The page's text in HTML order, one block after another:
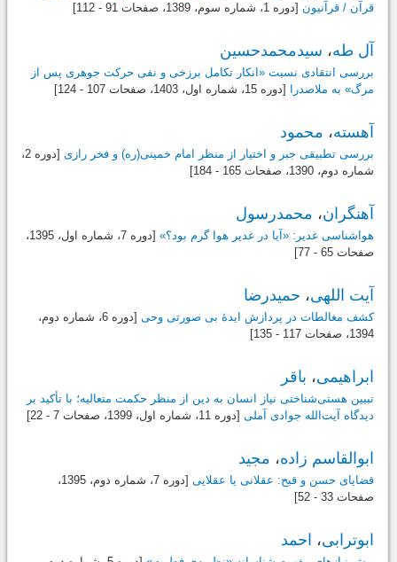
قرآن / قرآنیون [دوره 1، شماره سوم، 1389، صفحات 91 - 112]
آل طه، سیدمحمدحسین
بررسی انتقادی نسبت «انکار تکامل برزخی و نفی حرکت جوهری پس از
مرگ» به ملاصدرا [دوره 15، شماره اول، 1403، صفحات 107 - 124]
آهسته، محمود
بررسی تطبیقی جبر و اختیار از منظر امام خمینی(ره) و فخر رازی
[دوره 2،
شماره دوم، 1390، صفحات 165 - 184]
آهنگران، محمدرسول
هواشناسی غدیر: «آیا در غدیر هوا گرم بود؟» [دوره 7، شماره اول، 1395،
صفحات 65 - 77]
آیت اللهی، حمیدرضا
کشف مغالطات در پردازش ایدۀ بی صورتی وحی [دوره 6، شماره دوم،
1394، صفحات 117 - 135]
ابراهیمی، باقر
تبیین هستی‌شناختی نیاز انسان به دین از منظر حکمت متعالیه؛ با تأکید بر
دیدگاه آیت‌الله جوادی آملی [دوره 11، شماره اول، 1399، صفحات 7 - 22]
ابوالقاسم زاده، مجید
قضایای حسن و قبح: عقلانی یا عقلایی [دوره 7، شماره دوم، 1395،
صفحات 33 - 52]
ابوترابی، احمد